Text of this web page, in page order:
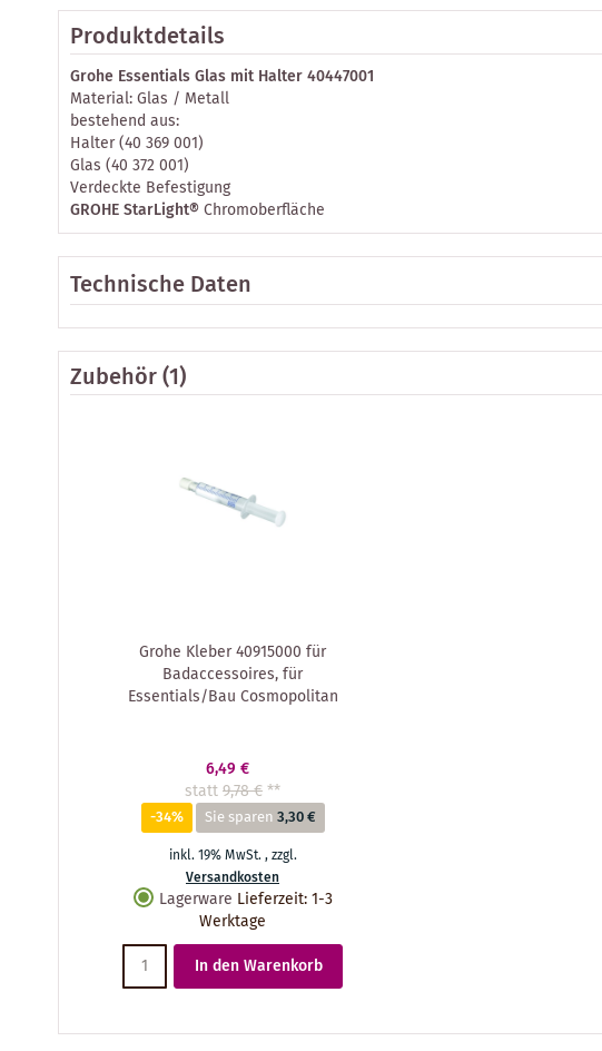
Produktdetails
Grohe Essentials Glas mit Halter 40447001
Material: Glas / Metall
bestehend aus:
Halter (40 369 001)
Glas (40 372 001)
Verdeckte Befestigung
GROHE StarLight®Chromoberfläche
Technische Daten
Zubehör(1)
Grohe Kleber 40915000 für
Badaccessoires, für
Essentials/Bau Cosmopolitan
6,49 €
statt9,78 €**
-34% Sie sparen3,30 €
inkl. 19% MwSt.,zzgl.
Versandkosten
Lagerware Lieferzeit:1-3
Werktage
In den Warenkorb